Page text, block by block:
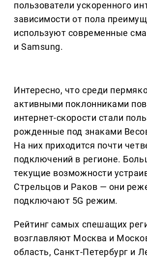
пользователи ускоренного
зависимости от пола
используют современные
и Samsung.
Интересно, что среди
активными поклонниками
интернет-скорости стали
рожденные под знаками
На них приходится почти
подключений в регионе.
текущие возможности
Стрельцов и Раков — они
подключают 5G режим.
Рейтинг самых спешащих
возглавляют Москва и
область, Санкт-Петербург и